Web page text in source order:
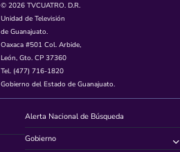
© 2026 TVCUATRO. D.R.
Unidad de Televisión
de Guanajuato.
Oaxaca #501 Col. Arbide,
León, Gto. CP 37360
Tel. (477) 716-1820
Gobierno del Estado de Guanajuato.
Alerta Nacional de Búsqueda
Gobierno